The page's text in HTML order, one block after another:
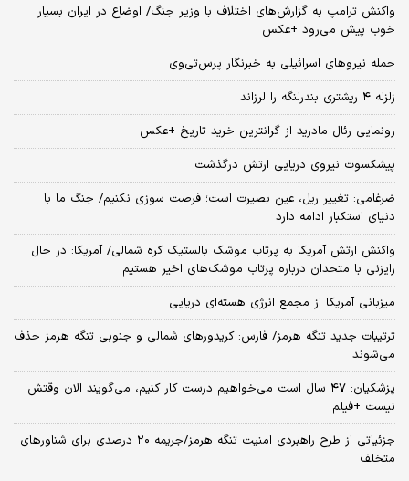
واکنش ترامپ به گزارش‌های اختلاف با وزیر جنگ/ اوضاع در ایران بسیار
خوب پیش می‌رود +عکس
حمله نیروهای اسرائیلی به خبرنگار پرس‌تی‌وی
زلزله ۴ ریشتری بندرلنگه را لرزاند
رونمایی رئال مادرید از گرانترین خرید تاریخ +عکس
پیشکسوت نیروی دریایی ارتش درگذشت
ضرغامی: تغییر ریل، عین بصیرت است؛ فرصت سوزی نکنیم/ جنگ ما با
دنیای استکبار ادامه دارد
واکنش ارتش آمریکا به پرتاب موشک بالستیک کره شمالی/ آمریکا: در حال
رایزنی با متحدان درباره پرتاب موشک‌های اخیر هستیم
میزبانی آمریکا از مجمع انرژی هسته‌ای دریایی
ترتیبات جدید تنگه هرمز/ فارس: کریدورهای شمالی و جنوبی تنگه هرمز حذف
می‌شوند
پزشکیان: ۴۷ سال است می‌خواهیم درست کار کنیم، می‌گویند الان وقتش
نیست +فیلم
جزئیاتی از طرح راهبردی امنیت تنگه هرمز/جریمه ۲۰ درصدی برای شناورهای
متخلف